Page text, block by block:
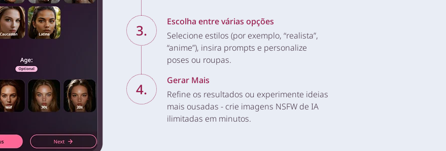
3.
Escolha entre várias opções
Selecione estilos (por exemplo, “realista”,
“anime”), insira prompts e personalize
poses ou roupas.
4.
Gerar Mais
Refine os resultados ou experimente ideias
mais ousadas - crie imagens NSFW de IA
ilimitadas em minutos.